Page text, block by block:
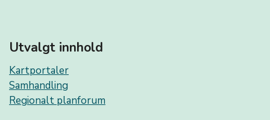
Utvalgt innhold
Kartportaler
Samhandling
Regionalt planforum